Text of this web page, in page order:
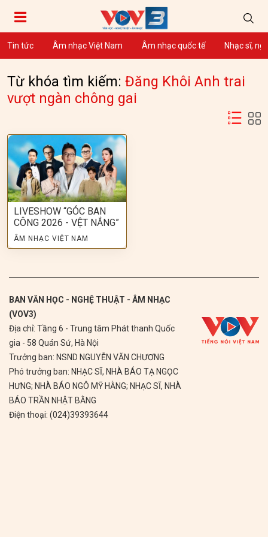
Tin tức Âm nhạc Việt Nam Âm nhạc quốc tế Nhạc sĩ,
Từ khóa tìm kiếm: Đăng Khôi Anh trai
vượt ngàn chông gai
LIVESHOW “GÓC BAN
CÔNG 2026 - VỆT NẮNG”
ÂM NHẠC VIỆT NAM
BAN VĂN HỌC - NGHỆ THUẬT - ÂM NHẠC
(VOV3)
Địa chỉ: Tầng 6 - Trung tâm Phát thanh Quốc
gia - 58 Quán Sứ, Hà Nội
Trưởng ban: NSND NGUYỄN VĂN CHƯƠNG
Phó trưởng ban: NHẠC SĨ, NHÀ BÁO TẠ NGỌC
HƯNG; NHÀ BÁO NGÔ MỸ HẰNG; NHẠC SĨ, NHÀ
BÁO TRẦN NHẬT BẰNG
Điện thoại: (024)39393644